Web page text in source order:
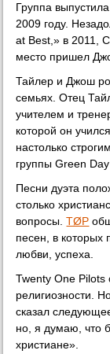
Группа
2009 году.
at Best,» в 2011,
место пришел
Тайлер и Джош
семьях. Отец
учителем и
которой он
настолько
группы Green
Песни дуэта
столько
вопросы.TØP
песен, в которых
любви, успеха.
Twenty One Pilots
религиозности.
сказал
но, я думаю, что
христиане».